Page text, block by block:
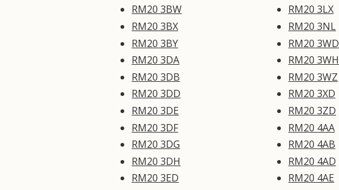
RM20 3BW
RM20 3BX
RM20 3BY
RM20 3DA
RM20 3DB
RM20 3DD
RM20 3DE
RM20 3DF
RM20 3DG
RM20 3DH
RM20 3ED
RM20 3LX
RM20 3NL
RM20 3WD
RM20 3WH
RM20 3WZ
RM20 3XD
RM20 3ZD
RM20 4AA
RM20 4AB
RM20 4AD
RM20 4AE